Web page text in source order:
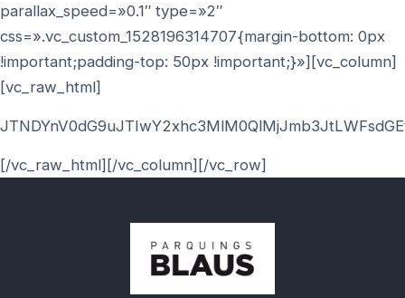
parallax_speed=»0.1″ type=»2″
css=».vc_custom_1528196314707{margin-bottom: 0px
!important;padding-top: 50px !important;}»][vc_column]
[vc_raw_html]
[/vc_raw_html][/vc_column][/vc_row]